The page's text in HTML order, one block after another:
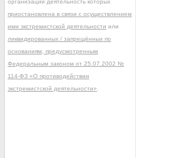
организаций деятельность которых
приостановлена в связи с осуществлением
ими экстремистской деятельности или
ликвидированных / запрещённых по
основаниям, предусмотренным
Федеральным законом от 25.07.2002 №
114-ФЗ «О противодействии
экстремистской деятельности»